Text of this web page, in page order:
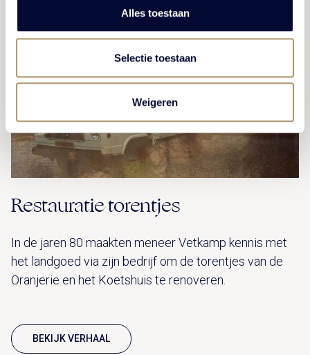
Alles toestaan
Selectie toestaan
Weigeren
GESCHIEDENIS
Restauratie torentjes
In de jaren 80 maakten meneer Vetkamp kennis met
het landgoed via zijn bedrijf om de torentjes van de
Oranjerie en het Koetshuis te renoveren.
BEKIJK VERHAAL